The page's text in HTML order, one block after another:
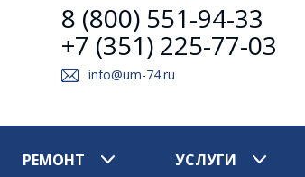
8 (800) 551-94-33
+7 (351) 225-77-03
info@um-74.ru
РЕМОНТ УСЛУГИ